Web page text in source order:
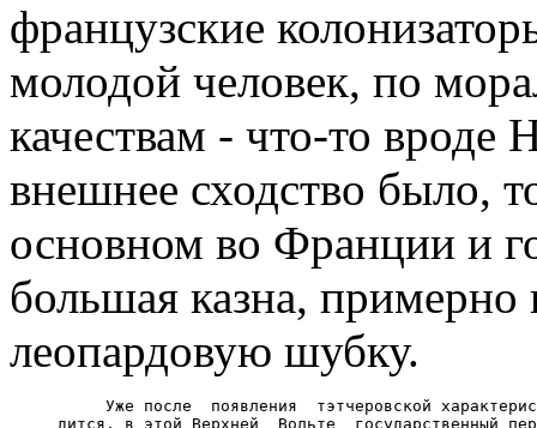
французские
молодой человек, по
качествам - что-то вроде
внешнее сходство было,
основном во Франции и
большая казна,
леопардовую шубку.
Уже после  появления  тэтчеровской
дится, в этой Верхней  Вольте  государственный